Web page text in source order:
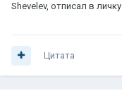
Shevelev, отписал в личку
Цитата